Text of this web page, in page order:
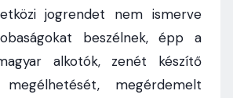
jogrendet nem ismerve
beszélnek, épp a
alkotók, zenét készítő
megélhetését, megérdemelt